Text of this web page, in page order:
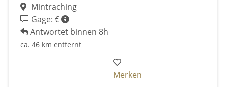
Mintraching
Gage: €
Antwortet binnen 8h
ca. 46 km entfernt
Merken